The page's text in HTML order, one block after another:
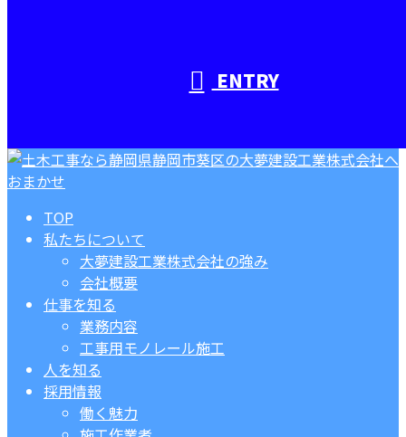
ENTRY
TOP
私たちについて
大夢建設工業株式会社の強み
会社概要
仕事を知る
業務内容
工事用モノレール施工
人を知る
採用情報
働く魅力